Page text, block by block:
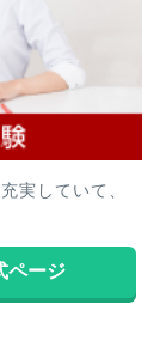
実していて、
ページ